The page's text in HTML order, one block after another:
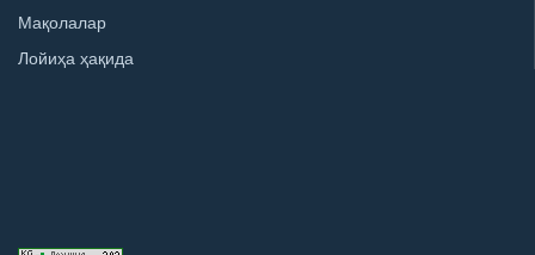
Мақолалар
Лойиҳа ҳақида